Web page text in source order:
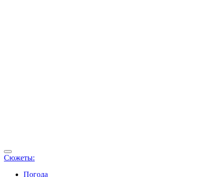
Сюжеты:
Погода